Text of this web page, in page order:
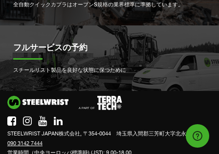
全自動クイックカプラはオープンS規格の業界標準に準拠しています。
フルサービスの予約
スチールリスト製品を良好な状態に保つために
STEELWRIST JAPAN株式会社, 〒354-0044 埼玉県入間郡三芳町大字北永井318-1
090 3142 7444
営業時間（中央ヨーロッパ標準時) (JST): 9.00-18.00